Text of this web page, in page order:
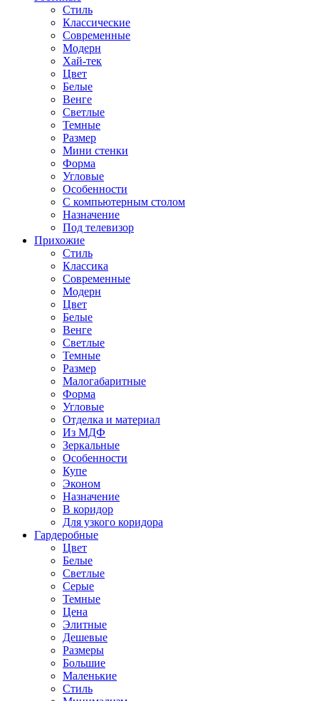
Стиль
Классические
Современные
Модерн
Хай-тек
Цвет
Белые
Венге
Светлые
Темные
Размер
Мини стенки
Форма
Угловые
Особенности
С компьютерным столом
Назначение
Под телевизор
Прихожие
Стиль
Классика
Современные
Модерн
Цвет
Белые
Венге
Светлые
Темные
Размер
Малогабаритные
Форма
Угловые
Отделка и материал
Из МДФ
Зеркальные
Особенности
Купе
Эконом
Назначение
В коридор
Для узкого коридора
Гардеробные
Цвет
Белые
Светлые
Серые
Темные
Цена
Элитные
Дешевые
Размеры
Большие
Маленькие
Стиль